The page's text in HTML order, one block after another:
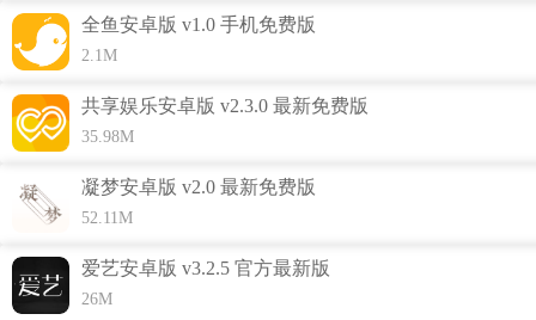
2.非常有意思的语音陪玩，用户完全可以在这里找到你喜欢的
游戏类型；
3.都是一些更高颜值的男神女神陪着你一起玩，在这个社区中
会更热闹。
友，如果聊得好下次还可以继续深聊哦。
用户的真实可靠。
6.更高人气的社交娱乐平台，能很快的找到和你一起畅玩的朋
全鱼安卓版 v1.0 手机免费版
2.1M
共享娱乐安卓版 v2.3.0 最新免费版
35.98M
凝梦安卓版 v2.0 最新免费版
52.11M
爱艺安卓版 v3.2.5 官方最新版
26M